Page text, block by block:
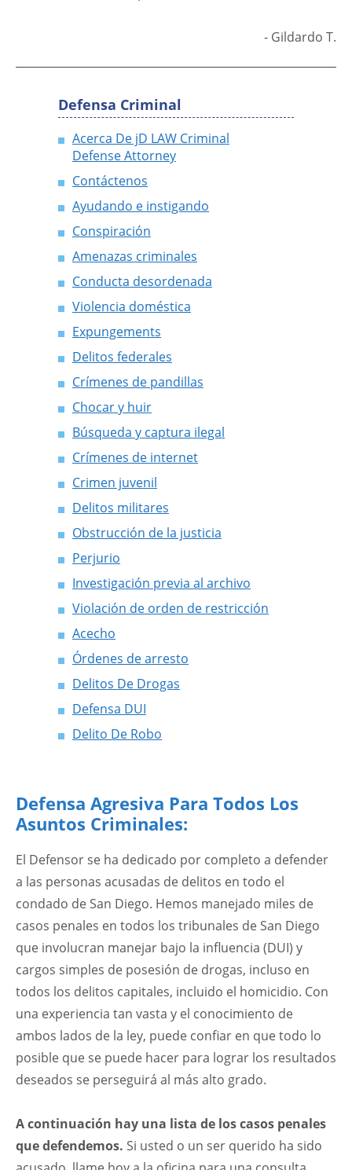
- Gildardo T.
Defensa Criminal
Acerca De jD LAW Criminal
Defense Attorney
Contáctenos
Ayudando e instigando
Conspiración
Amenazas criminales
Conducta desordenada
Violencia doméstica
Expungements
Delitos federales
Crímenes de pandillas
Chocar y huir
Búsqueda y captura ilegal
Crímenes de internet
Crimen juvenil
Delitos militares
Obstrucción de la justicia
Perjurio
Investigación previa al archivo
Violación de orden de restricción
Acecho
Órdenes de arresto
Delitos De Drogas
Defensa DUI
Delito De Robo
Defensa Agresiva Para Todos Los
Asuntos Criminales:
El Defensor se ha dedicado por completo a defender
a las personas acusadas de delitos en todo el
condado de San Diego. Hemos manejado miles de
casos penales en todos los tribunales de San Diego
que involucran manejar bajo la influencia (DUI) y
cargos simples de posesión de drogas, incluso en
todos los delitos capitales, incluido el homicidio. Con
una experiencia tan vasta y el conocimiento de
ambos lados de la ley, puede confiar en que todo lo
posible que se puede hacer para lograr los resultados
deseados se perseguirá al más alto grado.
A continuación hay una lista de los casos penales
que defendemos. Si usted o un ser querido ha sido